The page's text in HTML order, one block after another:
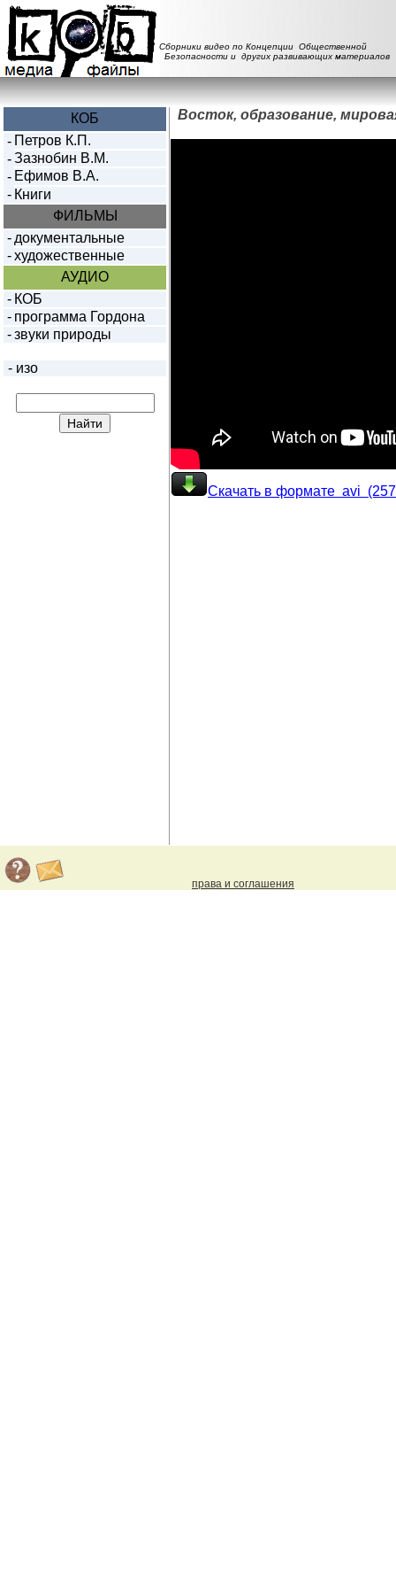
Сборники видео по Концепции Общественной
Безопасности и других развивающих материалов
КОБ
- Петров К.П.
- Зазнобин В.М.
- Ефимов В.А.
- Книги
ФИЛЬМЫ
- документальные
- художественные
АУДИО
- КОБ
- программа Гордона
- звуки природы
- изо
Восток, образование,
Скачать в формате avi
права и соглашения